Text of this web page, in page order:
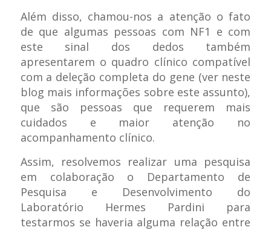
Além disso, chamou-nos a atenção o fato
de que algumas pessoas com NF1 e com
este sinal dos dedos também
apresentarem o quadro clínico compatível
com a deleção completa do gene (ver neste
blog mais informações sobre este assunto),
que são pessoas que requerem mais
cuidados e maior atenção no
acompanhamento clínico.
Assim, resolvemos realizar uma pesquisa
em colaboração o Departamento de
Pesquisa e Desenvolvimento do
Laboratório Hermes Pardini para
testarmos se haveria alguma relação entre